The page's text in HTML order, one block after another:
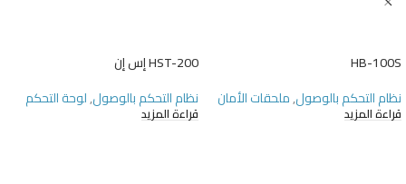
HB-100S
نظام التحكم بالوصول,ملحقات الأمان
قراءة المزيد
HST-200 إس إن
نظام التحكم بالوصول,لوحة التحكم
قراءة المزيد